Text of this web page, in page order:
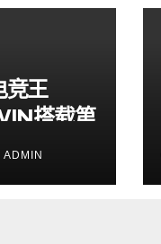
竞王
搭载第
版亮相
ADMIN